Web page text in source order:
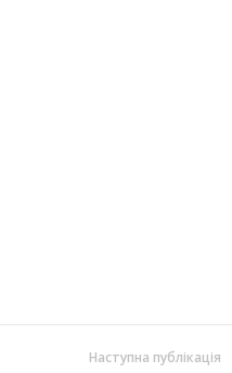
Наступна публікація